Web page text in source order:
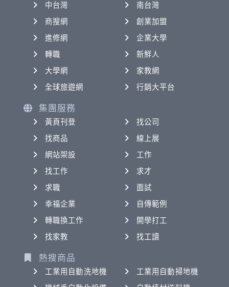
中台灣
南台灣
商搜網
創業加盟
進修網
企業大學
轉職
新鮮人
大學網
家教網
全球旅遊網
行銷大平台
集團服務
黃頁刊登
找公司
找商品
線上展
網站架設
工作
找工作
求才
求職
面試
幸福企業
自傳範例
轉職換工作
開學打工
找家教
找工讀
熱搜商品
工業用自動洗地機
工業用自動掃地機